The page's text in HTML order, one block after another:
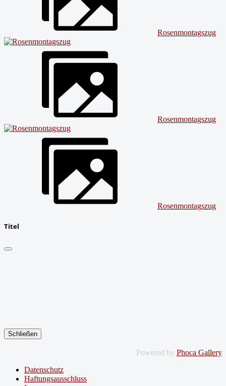
Rosenmontagszug
Rosenmontagszug
Rosenmontagszug
Titel
Schließen
Powered by Phoca Gallery
Datenschutz
Haftungsausschluss